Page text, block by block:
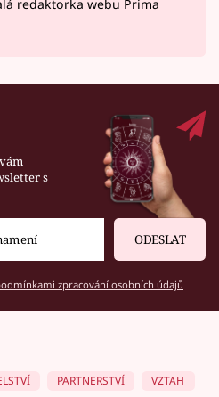
redaktorka webu Prima
s
ODESLAT
zpracování osobních údajů
PARTNERSTVÍ VZTAH